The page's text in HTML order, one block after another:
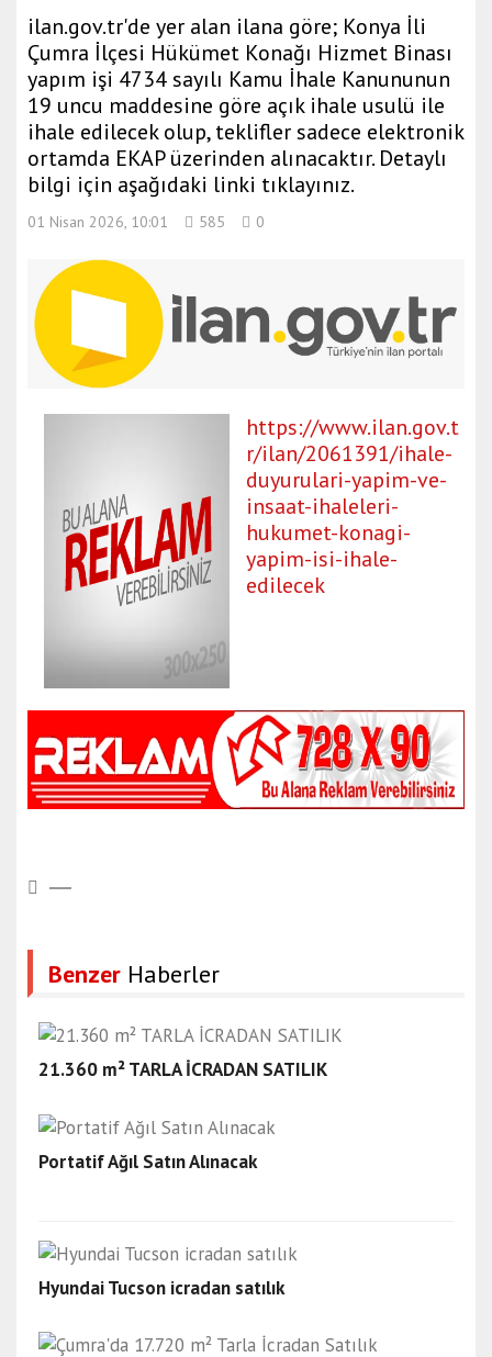
ilan.gov.tr'de yer alan ilana göre; Konya İli
Çumra İlçesi Hükümet Konağı Hizmet Binası
yapım işi 4734 sayılı Kamu İhale Kanununun
19 uncu maddesine göre açık ihale usulü ile
ihale edilecek olup, teklifler sadece elektronik
ortamda EKAP üzerinden alınacaktır. Detaylı
bilgi için aşağıdaki linki tıklayınız.
01 Nisan 2026, 10:01 585 0
https://www.ilan.gov.t
r/ilan/2061391/ihale-
duyurulari-yapim-ve-
insaat-ihaleleri-
hukumet-konagi-
yapim-isi-ihale-
edilecek
Benzer Haberler
21.360 m² TARLA İCRADAN SATILIK
Portatif Ağıl Satın Alınacak
Hyundai Tucson icradan satılık